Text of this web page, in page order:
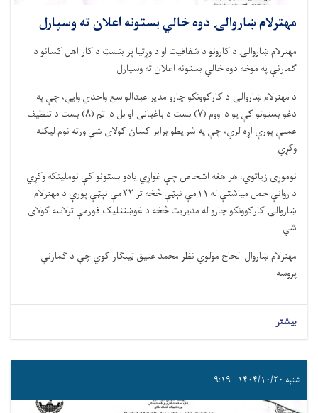
مهترلام ښاروالۍ دوه خالي بستونه اعلان ته وسپارل
مهترلام ښاروالۍ د کارونو د شفافیت او د وړتیا پر بنسټ د کار اهل کسانو د
ګمارنې په موخه دوه خالي بستونه اعلان ته وسپارل
د مهترلام ښاروالۍ د کارکوونکو چارو مدیر عبدالواسع واحدي وایي، چې په
دغو بستونو کې یو د اووم (۷) بست د باغبانۍ او بل د اتم (۸) بست د تنظیف
عملې پورې اړه لري، چې په شرایطو برابر کسان کولای شي ورته نوم لیکنه
وکړي
نوموړی زیاتوي، هر هغه اشخاص چې غواړي یادو بستونو کې نوملینکه وکړي
د روانې حمل میاشتې له ۱۱مې نېټې څخه تر ۲۲مې نېټې پورې د مهترلام
ښاروالۍ کارکوونکو چارو له مدیریت څخه د غوښتنلیک فورمې ترلاسه کولای
شي
مهترلام ښاروال الحاج مولوي نظر محمد عتیق ټینګار کوي چې د ګمارنې
پروسه
بیشتر
شنبه ۱۴۰۴/۱۰/۲۰ - ۹:۱۹